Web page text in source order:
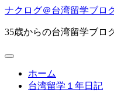
ナクログ＠台湾留学ブロ
35歳からの台湾留学ブロ
ホーム
台湾留学１年日記